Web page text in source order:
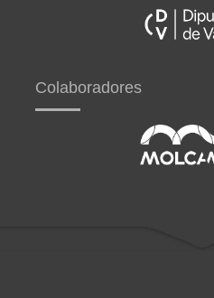
Colaboradores